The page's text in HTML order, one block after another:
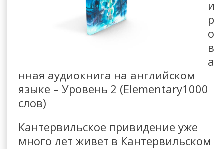
и
р
о
в
а
нная аудиокнига на английском
языке – Уровень 2 (Elementary1000
слов)
Кантервильское привидение уже
много лет живет в Кантервильском